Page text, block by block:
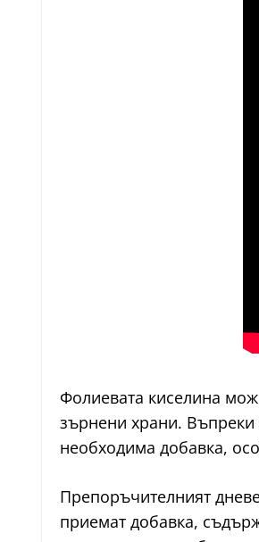
Фолиевата киселина
зърнени храни. Въпреки
необходима добавка,
Препоръчителният
приемат добавка,